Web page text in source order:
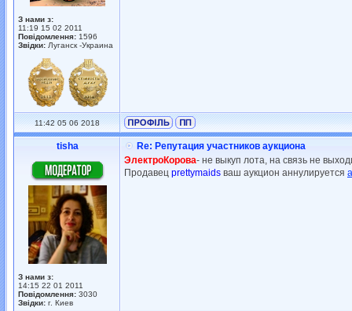
З нами з:
11:19 15 02 2011
Повідомлення: 1596
Звідки: Луганск -Украина
11:42 05 06 2018
tisha
З нами з:
14:15 22 01 2011
Повідомлення: 3030
Звідки: г. Киев
Re: Репутация участников аукциона
ЭлектроКорова- не выкуп лота, на связь не
Продавец prettymaids ваш аукцион аннулируется